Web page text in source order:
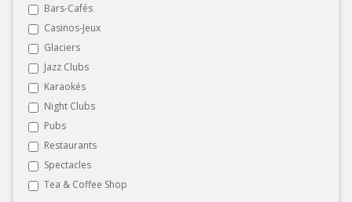
Bars-Cafés
Casinos-Jeux
Glaciers
Jazz Clubs
Karaokés
Night Clubs
Pubs
Restaurants
Spectacles
Tea & Coffee Shop